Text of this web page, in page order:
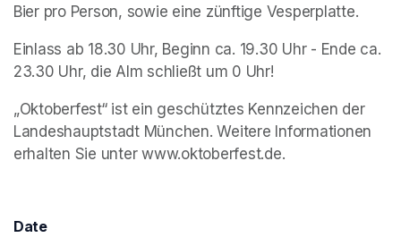
Bier pro Person, sowie eine zünftige Vesperplatte.
Einlass ab 18.30 Uhr, Beginn ca. 19.30 Uhr - Ende ca.
23.30 Uhr, die Alm schließt um 0 Uhr!
„Oktoberfest“ ist ein geschütztes Kennzeichen der
Landeshauptstadt München. Weitere Informationen
erhalten Sie unter www.oktoberfest.de.
Date